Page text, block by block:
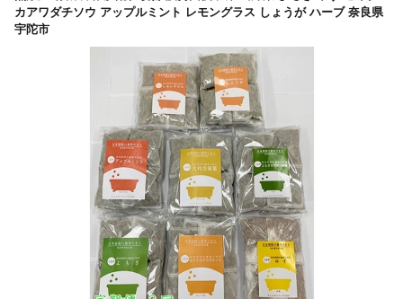
カアワダチソウ アップルミント レモングラス しょうが ハーブ 奈良県
宇陀市